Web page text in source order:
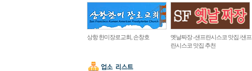
상항 한미장로교회, 손창호
옛날짜장 -샌프란시스코 맛집 /샌프
란시스코 맛집 추천